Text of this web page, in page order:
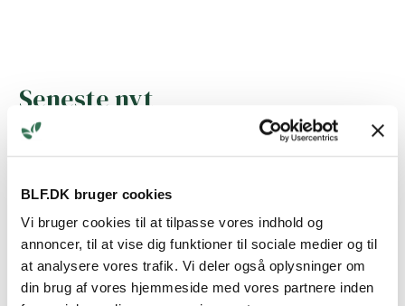
BLF.DK bruger cookies
Vi bruger cookies til at tilpasse vores indhold og
annoncer, til at vise dig funktioner til sociale medier og til
at analysere vores trafik. Vi deler også oplysninger om
din brug af vores hjemmeside med vores partnere inden
Seneste nyt
7.7.26
Madglæde, fællesskab og lokale
råvarer på menuen
27.5.26